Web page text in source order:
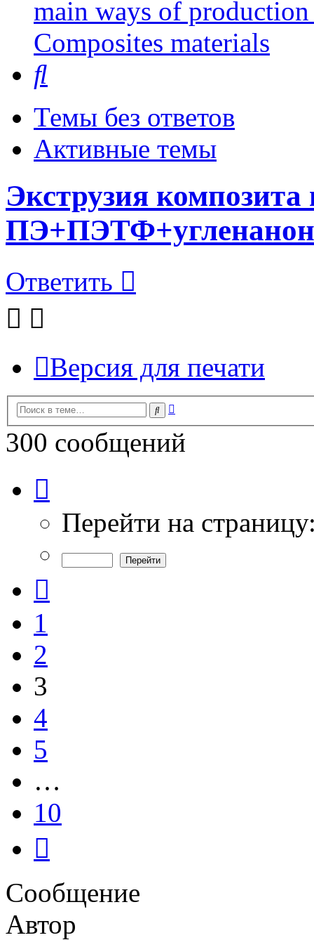
main ways of
Сomposites materials
Темы без ответов
Активные темы
Экструзия
Ответить
Версия для печати
Поиск
300 сообщений
из
Перейти на
1
2
3
4
5
…
10
Сообщение
Автор